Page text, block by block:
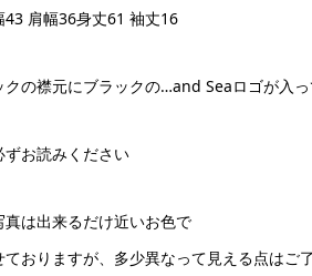
43 肩幅36身丈61 袖丈16
クの襟元にブラックの…and Seaロゴが入
ずお読みください
真は出来るだけ近いお色で
ておりますが、多少異なって見える点はご